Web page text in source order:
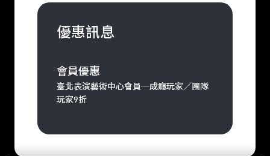
優惠訊息
會員優惠
臺北表演藝術中心會員─成癮玩家／團隊
玩家9折